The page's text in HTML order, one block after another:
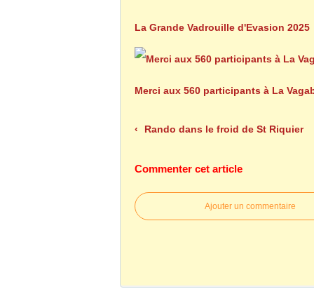
La Grande Vadrouille d'Evasion 2025
Merci aux 560 participants à La
Rando dans le froid de St Riquier
Commenter cet article
Ajouter un commentaire